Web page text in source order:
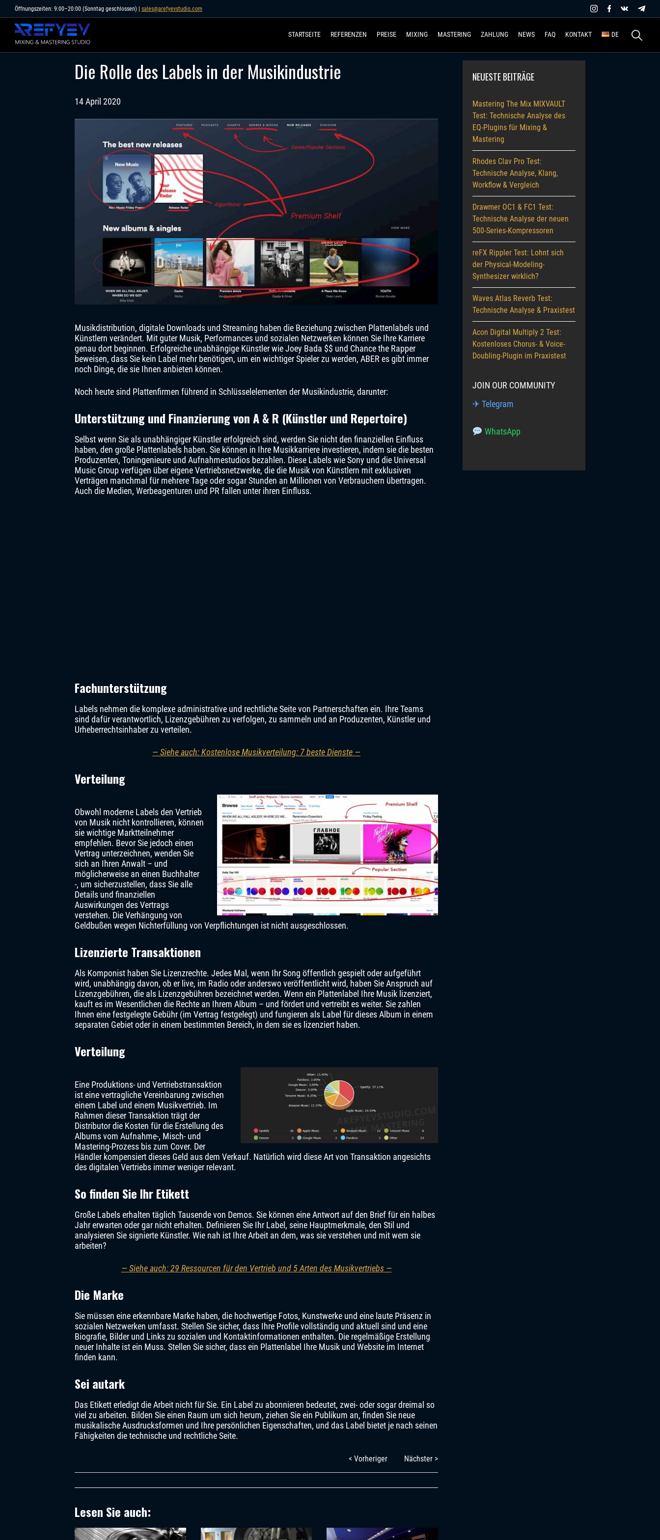
to
content
Öffnungszeiten: 9:00–20:00 (Sonntag geschlossen) | sales@arefyevstudio.com
STARTSEITE REFERENZEN PREISE MIXING MASTERING ZAHLUNG NEWS FAQ KONTAKT DE
Suchen
nach:
Die Rolle des Labels in der Musikindustrie
14 April 2020
Musikdistribution, digitale Downloads und Streaming haben die Beziehung zwischen Plattenlabels und
Künstlern verändert. Mit guter Musik, Performances und sozialen Netzwerken können Sie Ihre Karriere
genau dort beginnen. Erfolgreiche unabhängige Künstler wie Joey Bada $$ und Chance the Rapper
beweisen, dass Sie kein Label mehr benötigen, um ein wichtiger Spieler zu werden, ABER es gibt immer
noch Dinge, die sie Ihnen anbieten können.
Noch heute sind Plattenfirmen führend in Schlüsselelementen der Musikindustrie, darunter:
Unterstützung und Finanzierung von A & R (Künstler und Repertoire)
Selbst wenn Sie als unabhängiger Künstler erfolgreich sind, werden Sie nicht den finanziellen Einfluss
haben, den große Plattenlabels haben. Sie können in Ihre Musikkarriere investieren, indem sie die besten
Produzenten, Toningenieure und Aufnahmestudios bezahlen. Diese Labels wie Sony und die Universal
Music Group verfügen über eigene Vertriebsnetzwerke, die die Musik von Künstlern mit exklusiven
Verträgen manchmal für mehrere Tage oder sogar Stunden an Millionen von Verbrauchern übertragen.
Auch die Medien, Werbeagenturen und PR fallen unter ihren Einfluss.
Fachunterstützung
Labels nehmen die komplexe administrative und rechtliche Seite von Partnerschaften ein. Ihre Teams
sind dafür verantwortlich, Lizenzgebühren zu verfolgen, zu sammeln und an Produzenten, Künstler und
Urheberrechtsinhaber zu verteilen.
— Siehe auch: Kostenlose Musikverteilung: 7 beste Dienste —
Verteilung
Obwohl moderne Labels den Vertrieb
von Musik nicht kontrollieren, können
sie wichtige Marktteilnehmer
empfehlen. Bevor Sie jedoch einen
Vertrag unterzeichnen, wenden Sie
sich an Ihren Anwalt – und
möglicherweise an einen Buchhalter
-, um sicherzustellen, dass Sie alle
Details und finanziellen
Auswirkungen des Vertrags
verstehen. Die Verhängung von
Geldbußen wegen Nichterfüllung von Verpflichtungen ist nicht ausgeschlossen.
Lizenzierte Transaktionen
Als Komponist haben Sie Lizenzrechte. Jedes Mal, wenn Ihr Song öffentlich gespielt oder aufgeführt
wird, unabhängig davon, ob er live, im Radio oder anderswo veröffentlicht wird, haben Sie Anspruch auf
Lizenzgebühren, die als Lizenzgebühren bezeichnet werden. Wenn ein Plattenlabel Ihre Musik lizenziert,
kauft es im Wesentlichen die Rechte an Ihrem Album – und fördert und vertreibt es weiter. Sie zahlen
Ihnen eine festgelegte Gebühr (im Vertrag festgelegt) und fungieren als Label für dieses Album in einem
separaten Gebiet oder in einem bestimmten Bereich, in dem sie es lizenziert haben.
Verteilung
Eine Produktions- und Vertriebstransaktion
ist eine vertragliche Vereinbarung zwischen
einem Label und einem Musikvertrieb. Im
Rahmen dieser Transaktion trägt der
Distributor die Kosten für die Erstellung des
Albums vom Aufnahme-, Misch- und
Mastering-Prozess bis zum Cover. Der
Händler kompensiert dieses Geld aus dem Verkauf. Natürlich wird diese Art von Transaktion angesichts
des digitalen Vertriebs immer weniger relevant.
So finden Sie Ihr Etikett
Große Labels erhalten täglich Tausende von Demos. Sie können eine Antwort auf den Brief für ein halbes
Jahr erwarten oder gar nicht erhalten. Definieren Sie Ihr Label, seine Hauptmerkmale, den Stil und
analysieren Sie signierte Künstler. Wie nah ist Ihre Arbeit an dem, was sie verstehen und mit wem sie
arbeiten?
— Siehe auch: 29 Ressourcen für den Vertrieb und 5 Arten des Musikvertriebs —
Die Marke
Sie müssen eine erkennbare Marke haben, die hochwertige Fotos, Kunstwerke und eine laute Präsenz in
sozialen Netzwerken umfasst. Stellen Sie sicher, dass Ihre Profile vollständig und aktuell sind und eine
Biografie, Bilder und Links zu sozialen und Kontaktinformationen enthalten. Die regelmäßige Erstellung
neuer Inhalte ist ein Muss. Stellen Sie sicher, dass ein Plattenlabel Ihre Musik und Website im Internet
finden kann.
Sei autark
Das Etikett erledigt die Arbeit nicht für Sie. Ein Label zu abonnieren bedeutet, zwei- oder sogar dreimal so
viel zu arbeiten. Bilden Sie einen Raum um sich herum, ziehen Sie ein Publikum an, finden Sie neue
musikalische Ausdrucksformen und Ihre persönlichen Eigenschaften, und das Label bietet je nach seinen
Fähigkeiten die technische und rechtliche Seite.
< Vorheriger Nächster >
Lesen Sie auch:
NEUESTE BEITRÄGE
Mastering The Mix MIXVAULT
Test: Technische Analyse des
EQ-Plugins für Mixing &
Mastering
Rhodes Clav Pro Test:
Technische Analyse, Klang,
Workflow & Vergleich
Drawmer OC1 & FC1 Test:
Technische Analyse der neuen
500-Series-Kompressoren
reFX Rippler Test: Lohnt sich
der Physical-Modeling-
Synthesizer wirklich?
Waves Atlas Reverb Test:
Technische Analyse & Praxistest
Acon Digital Multiply 2 Test:
Kostenloses Chorus- & Voice-
Doubling-Plugin im Praxistest
JOIN OUR COMMUNITY
✈ Telegram
WhatsApp